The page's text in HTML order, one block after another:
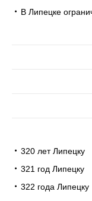
В Липецке
320 лет Липецку
321 год Липецку
322 года Липецку